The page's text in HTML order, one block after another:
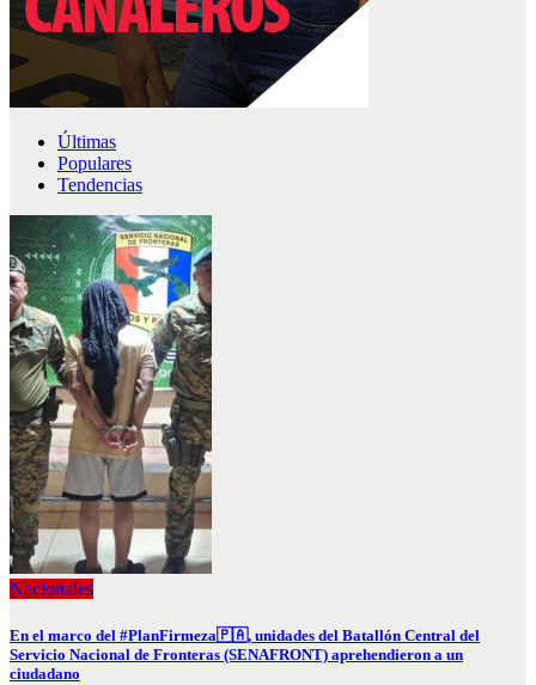
Últimas
Populares
Tendencias
Nacionales
En el marco del #PlanFirmeza🇵🇦, unidades del Batallón Central del
Servicio Nacional de Fronteras (SENAFRONT) aprehendieron a un
ciudadano